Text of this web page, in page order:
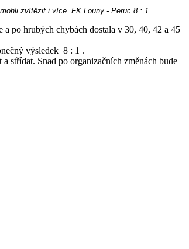
zvítězit i více. FK Louny - Peruc 8 : 1 .
po hrubých chybách dostala v 30, 40, 42 a 45
výsledek 8 : 1 .
střídat. Snad po organizačních změnách bude